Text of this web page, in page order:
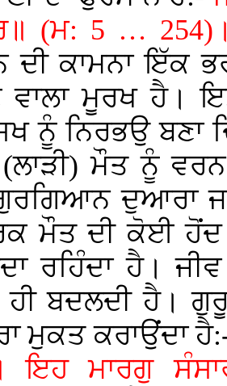
(ਮ: 5 …
ਦੀ ਕਾਮਨਾ ਇੱਕ
ਵਾਲਾ ਮੂਰਖ ਹੈ।
ਨੂੰ ਨਿਰਭਉ ਬਣਾ
(ਲਾੜੀ) ਮੌਤ ਨੂੰ
ਦੁਆਰਾ
ਮੌਤ ਦੀ ਕੋਈ ਹੋਂਦ
ਰਹਿੰਦਾ ਹੈ।
ਹੀ ਬਦਲਦੀ ਹੈ।
ਮੁਕਤ ਕਰਾਉਂਦਾ
ਇਹ ਮਾਰਗੁ